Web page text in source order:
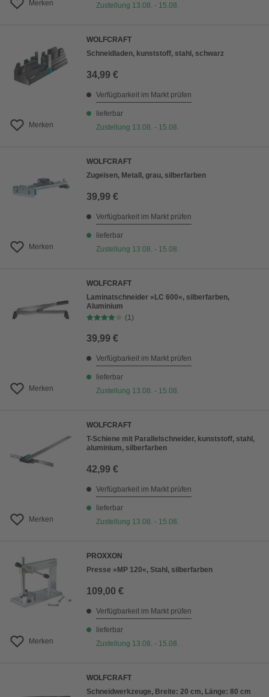
Merken Zustellung 13.08. - 15.08.
Merken
WOLFCRAFT
Schneidladen, kunststoff, stahl, schwarz
34,99 €
Verfügbarkeit im Markt prüfen
lieferbar
Zustellung 13.08. - 15.08.
Merken
WOLFCRAFT
Zugeisen, Metall, grau, silberfarben
39,99 €
Verfügbarkeit im Markt prüfen
lieferbar
Zustellung 13.08. - 15.08.
Merken
WOLFCRAFT
Laminatschneider »LC 600«, silberfarben,
Aluminium
(1)
39,99 €
Verfügbarkeit im Markt prüfen
lieferbar
Zustellung 13.08. - 15.08.
Merken
WOLFCRAFT
T-Schiene mit Parallelschneider, kunststoff, stahl,
aluminium, silberfarben
42,99 €
Verfügbarkeit im Markt prüfen
lieferbar
Zustellung 13.08. - 15.08.
Merken
PROXXON
Presse »MP 120«, Stahl, silberfarben
109,00 €
Verfügbarkeit im Markt prüfen
lieferbar
Zustellung 13.08. - 15.08.
WOLFCRAFT
Schneidwerkzeuge, Breite: 20 cm, Länge: 80 cm